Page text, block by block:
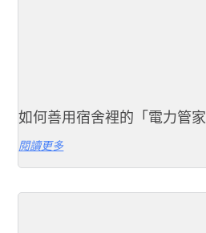
如何善用宿舍裡的「電力管
閱讀更多